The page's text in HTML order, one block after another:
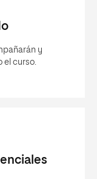
y
el curso.